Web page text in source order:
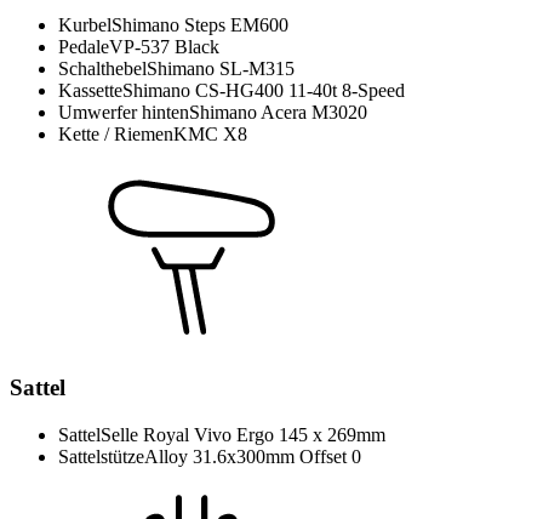
KurbelShimano Steps EM600
PedaleVP-537 Black
SchalthebelShimano SL-M315
KassetteShimano CS-HG400 11-40t 8-Speed
Umwerfer hintenShimano Acera M3020
Kette / RiemenKMC X8
Sattel
SattelSelle Royal Vivo Ergo 145 x 269mm
SattelstützeAlloy 31.6x300mm Offset 0